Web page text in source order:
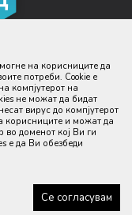
на производите,
гарантираме дека сите
производи се дел од
да се достапни во
на корисниците да
потреби. Cookie е
компјутерот на
не можат да бидат
вирус до компјутерот
корисниците и можат да
доменот кој Ви ги
е да Ви обезбеди
Се согласувам